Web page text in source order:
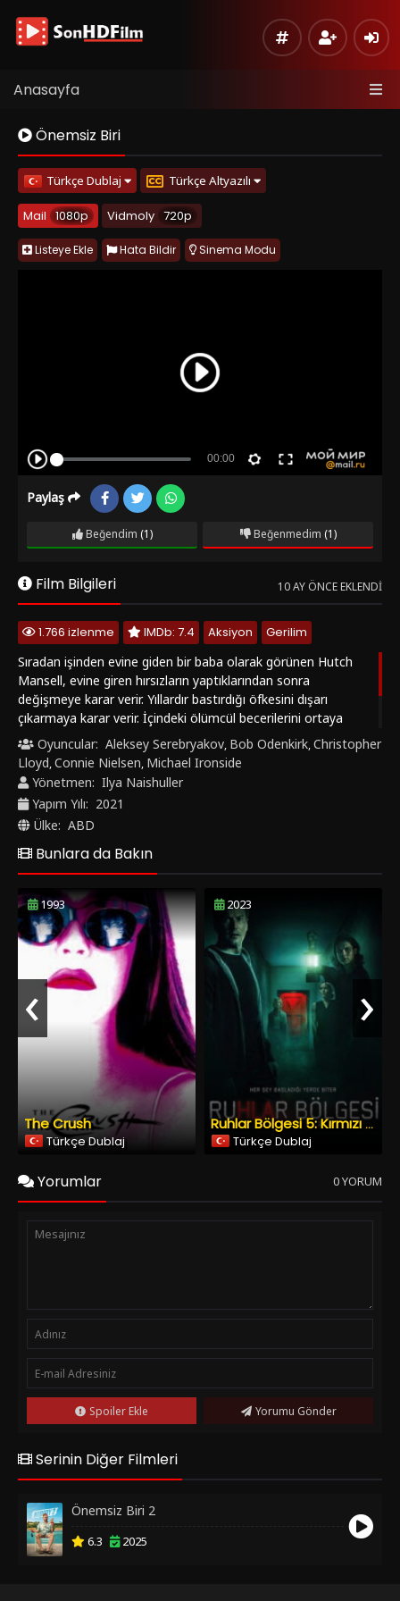
Anasayfa
Önemsiz Biri
Türkçe Dublaj Türkçe Altyazılı
Mail 1080p Vidmoly 720p
Listeye Ekle Hata Bildir Sinema Modu
Paylaş
Beğendim (1) Beğenmedim (1)
Film Bilgileri 10 AY ÖNCE EKLENDI
1.766 izlenme IMDb: 7.4 Aksiyon
Gerilim
Sıradan işinden evine giden bir baba olarak görünen Hutch
Mansell, evine giren hırsızların yaptıklarından sonra
değişmeye karar verir. Yıllardır bastırdığı öfkesini dışarı
çıkarmaya karar verir. İçindeki ölümcül becerilerini ortaya
çıkarır. Bunuda ilk olarak Rus mafyası üzerinde denemeye
karar verir. "Önemsiz Biri (Nobody)" Filmini Türkçe Altyazılı,
Türkçe Dublaj ve HD olarak SonHDFilm.net' de izle.
Oyuncular: Aleksey Serebryakov, Bob Odenkirk,Christopher
Lloyd,Connie Nielsen, Michael Ironside
Yönetmen: Ilya Naishuller
Yapım Yılı: 2021
Ülke: ABD
Bunlara da Bakın
1993
The Crush
Türkçe Dublaj
2023
Ruhlar Bölgesi 5: Kırmızı Kapı
Türkçe Dublaj
‹ ›
Yorumlar 0 YORUM
Spoiler Ekle Yorumu Gönder
Serinin Diğer Filmleri
Önemsiz Biri 2
6.3 2025